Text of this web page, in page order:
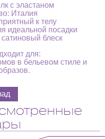
с эластаном
Италия
к телу
идеальной посадки
блеск
для:
в бельевом стиле и